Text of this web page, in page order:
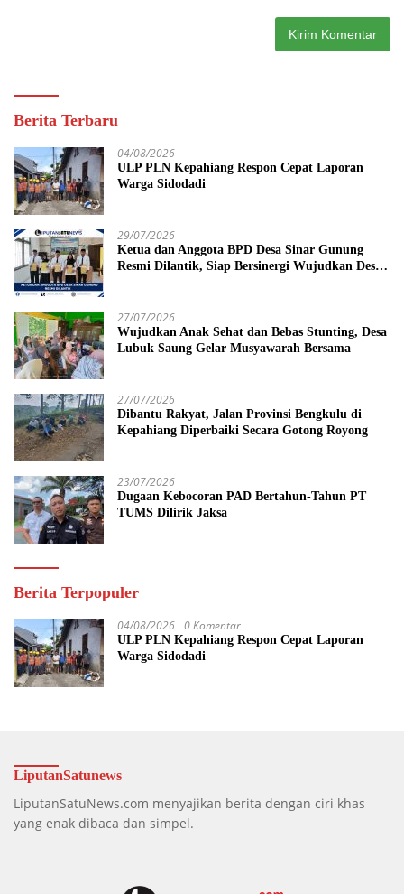
Berita Terbaru
04/08/2026
ULP PLN Kepahiang Respon Cepat Laporan
Warga Sidodadi
29/07/2026
Ketua dan Anggota BPD Desa Sinar Gunung
Resmi Dilantik, Siap Bersinergi Wujudkan Desa
27/07/2026
Wujudkan Anak Sehat dan Bebas Stunting, Desa
Lubuk Saung Gelar Musyawarah Bersama
27/07/2026
Dibantu Rakyat, Jalan Provinsi Bengkulu di
Kepahiang Diperbaiki Secara Gotong Royong
23/07/2026
Dugaan Kebocoran PAD Bertahun-Tahun PT
TUMS Dilirik Jaksa
Berita Terpopuler
04/08/2026 0 Komentar
ULP PLN Kepahiang Respon Cepat Laporan
Warga Sidodadi
LiputanSatunews
LiputanSatuNews.com menyajikan berita dengan ciri khas
yang enak dibaca dan simpel.